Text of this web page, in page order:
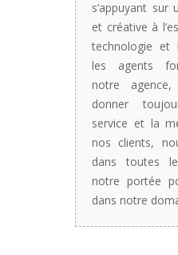
s’appuyant sur
et créative à
technologie et
les agents
notre agence,
donner
service et la
nos clients,
dans toutes
notre portée
dans notre